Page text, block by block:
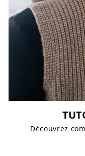
Découvrez